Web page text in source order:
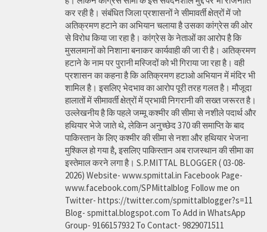
कर रही है। संबंधित जिला प्रशासनों ने सीमावर्ती क्षेत्रों में जो
अतिक्रमण हटाने का अभियान चलाया है उसका कांग्रेस की ओर
से विरोध किया जा रहा है। कांग्रेस के नेताओं का आरोप है कि
मुसलमानों को निशाना बनाकर कार्यवाही की जा री है। अतिक्रमण
हटाने के नाम पर पुरानी मस्जिदों को भी गिराया जा रहा है। वही
प्रशासन का कहना है कि अतिक्रमण हटाओ अभियान में मंदिर भी
शामिल है। इसलिए भेदभाव का आरोप पूरी तरह गलत है। मौजूदा
हालातों में सीमावर्ती क्षेत्रों में प्रभावी निगरानी की सख्त जरूरत है।
उल्लेखनीय है कि पहले जम्मू कश्मीर की सीमा से नशीले पदार्थ और
हथियार भेजे जाते थे, लेकिन अनुच्छेद 370 की समाप्ति के बाद
पाकिस्तान के लिए कश्मीर की सीमा से नशा और हथियार भेजना
मुश्किल हो गया है, इसलिए पाकिस्तान अब राजस्थान की सीमा का
इस्तेमाल करने लगा है। S.P.MITTAL BLOGGER ( 03-08-
2026) Website- www.spmittal.in Facebook Page-
www.facebook.com/SPMittalblog Follow me on
Twitter- https://twitter.com/spmittalblogger?s=11
Blog- spmittal.blogspot.com To Add in WhatsApp
Group- 9166157932 To Contact- 9829071511